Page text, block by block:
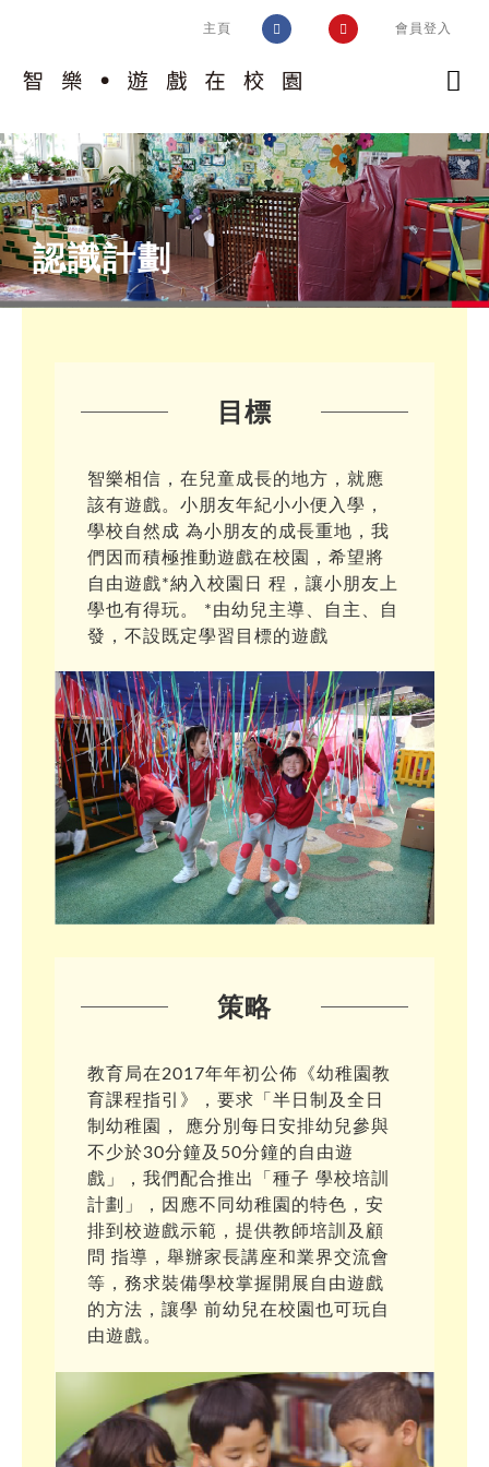
主頁 會員登入
認識計劃
計劃簡介
智樂模式
遊戲工作
校園實踐
認識校園
運作考慮
校園遊戲環境設置
大肌肉室
天台/校內遊樂場
遊戲設備及物資推介
靈活鬆散物資 (Loose Parts)
學校用品/循環再用系列
紙皮
習泳棒
光影系列
節日燈飾
小電筒
水泡
氣球
吹氣梳化
污糟貓物資系列
毛冷
紙碎
鹽
大自然物資系列
禾草
冰
水
耐用/常用家品系列
水管管道
煮食用具
動物模型
裝置或家俱 (Equipment and Furniture)
學校枱椅
攀爬裝置
工具(Tools)
皺紋膠紙
魔術貼
遊戲在校園通訊
智樂資源配套
好書推介
網站推介
購物好去處
趣味片段
最新消息
會員登入
認識計劃
目標
智樂相信，在兒童成長的地方，就應
該有遊戲。小朋友年紀小小便入學，
學校自然成 為小朋友的成長重地，我
們因而積極推動遊戲在校園，希望將
自由遊戲*納入校園日 程，讓小朋友上
學也有得玩。 *由幼兒主導、自主、自
發，不設既定學習目標的遊戲
策略
教育局在2017年年初公佈《幼稚園教
育課程指引》，要求「半日制及全日
制幼稚園， 應分別每日安排幼兒參與
不少於30分鐘及50分鐘的自由遊
戲」，我們配合推出「種子 學校培訓
計劃」，因應不同幼稚園的特色，安
排到校遊戲示範，提供教師培訓及顧
問 指導，舉辦家長講座和業界交流會
等，務求裝備學校掌握開展自由遊戲
的方法，讓學 前幼兒在校園也可玩自
由遊戲。